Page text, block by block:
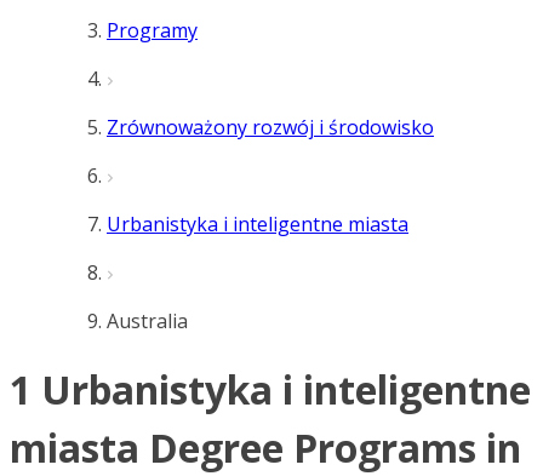
Programy
Zrównoważony rozwój i środowisko
Urbanistyka i inteligentne miasta
Australia
1 Urbanistyka i inteligentne
miasta Degree Programs in